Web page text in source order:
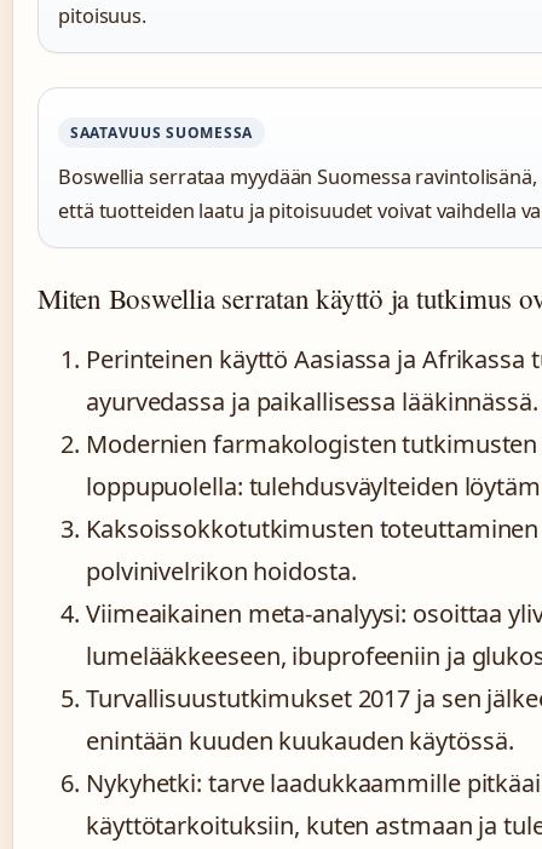
pitoisuus.
SAATAVUUS SUOMESSA
Boswellia serrataa myydään Suomessa
että tuotteiden laatu ja pitoisuudet voivat vaihdella
Miten Boswellia serratan käyttö ja tutkimus
Perinteinen käyttö Aasiassa ja Afrikassa
ayurvedassa ja paikallisessa lääkinnässä.
Modernien farmakologisten
loppupuolella: tulehdusväylteiden
Kaksoissokkotutkimusten
polvinivelrikon hoidosta.
Viimeaikainen meta-analyysi: osoittaa
lumelääkkeeseen, ibuprofeeniin ja
Turvallisuustutkimukset 2017 ja sen
enintään kuuden kuukauden käytössä.
Nykyhetki: tarve laadukkaammille
käyttötarkoituksiin, kuten astmaan ja